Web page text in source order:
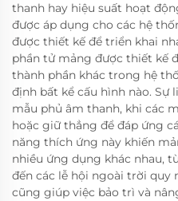
thanh hay hiệu suất hoạt
được áp dụng cho các hệ
được thiết kế để triển khai
phần tử mảng được thiết kế
thành phần khác trong hệ
định bất kể cấu hình nào. Sự
mẫu phủ âm thanh, khi các
hoặc giữ thẳng để đáp ứng
năng thích ứng này khiến
nhiều ứng dụng khác nhau,
đến các lễ hội ngoài trời quy
cũng giúp việc bảo trì và